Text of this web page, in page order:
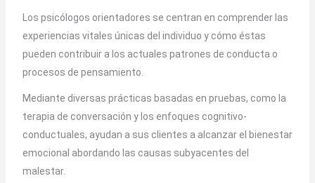
Los psicólogos orientadores se centran en comprender las
experiencias vitales únicas del individuo y cómo éstas
pueden contribuir a los actuales patrones de conducta o
procesos de pensamiento.
Mediante diversas prácticas basadas en pruebas, como la
terapia de conversación y los enfoques cognitivo-
conductuales, ayudan a sus clientes a alcanzar el bienestar
emocional abordando las causas subyacentes del
malestar.